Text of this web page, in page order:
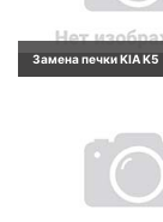
Замена печки KIA K5